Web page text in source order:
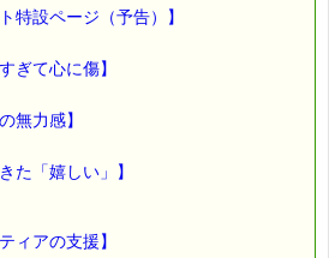
）の範囲内で割引きになります。
★2等：25% ★3等：60%）で
・関連書籍、セット商品は対象外で
ート」などの割引き商品は対象外で
ください。
特設ページ（予告）】
ぎて心に傷】
無力感】
た「嬉しい」】
ィアの支援】